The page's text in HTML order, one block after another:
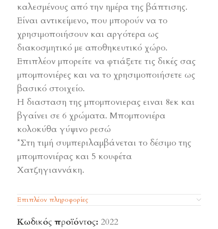
καλεσμένους από την ημέρα της βάπτισης.
Είναι αντικείμενο, που μπορούν να το
χρησιμοποιήσουν και αργότερα ως
διακοσμητικό με αποθηκευτικό χώρο.
Επιπλέον μπορείτε να φτιάξετε τις δικές σας
μπομπονιέρες και να το χρησιμοποιήσετε ως
βασικό στοιχείο.
Η διασταση της μπομπονιερας ειναι 8εκ και
βγαίνει σε 6 χρώματα. Μπομπονιέρα
κολοκύθα γύψινο ρεσώ
*Στη τιμή συμπεριλαμβάνεται το δέσιμο της
μπομπονιέρας και 5 κουφέτα
Χατζηγιαννάκη.
Επιπλέον πληροφορίες
Κωδικός προϊόντος: 2022